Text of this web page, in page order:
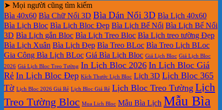
➤ Mọi người cũng tìm kiếm
Bìa 40x60 Bìa Chữ Nổi 3D Bìa Dán Nổi 3D Bìa Lịch 40x60
Bìa Lịch Bloc Bìa Lịch Bloc Đẹp Bìa Lịch Bế Nổi Bìa Lịch Bế Nổi
3D Bìa Lịch gắn Bloc Bìa Lịch Treo Bloc Bìa Lịch treo tường Đẹp
Bìa Lịch Xuân Bìa Lịch Đẹp Bìa Treo BLoc Bìa Treo Lịch BLoc
Gia Công Bìa Lịch BLoc Giá Bìa Lịch Bloc Giá Lịch Bloc Giá Lịch Bloc
2026 Giá Lịch Bloc Treo Tường In Lịch Bloc 2026 In Lịch Bloc Giá
Rẻ In Lịch Bloc Đẹp Kích Thước Lịch Bloc Lịch 3D Lịch Bloc 365
Tờ Lịch Bloc 2026 Giá Rẻ Lịch Bloc Giá Rẻ Lịch Bloc Treo Tường Lịch
Treo Tường Bloc Mua Lich Bloc Mẫu Bìa Lịch Mẫu Bìa